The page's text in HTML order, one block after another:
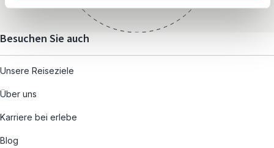
Besuchen Sie auch
Unsere Reiseziele
Über uns
Karriere bei erlebe
Blog